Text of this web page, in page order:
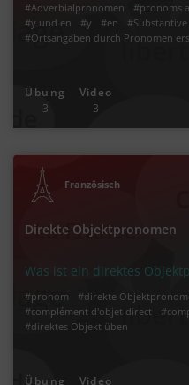
#Adverbialpronomen #pronoms
#y und en
#y #en
#Ortsangaben durch Pronomen
Übung
3
Video
3
Französisch
Direkte Objektpronomen
Was ist ein direktes
#pronom #direkte
#complément d'objet direct
#direktes Objekt üben
Übung
Video